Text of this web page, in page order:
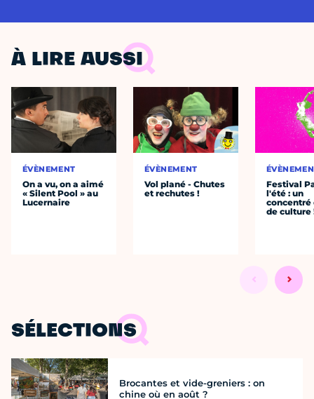
À LIRE AUSSI
ÉVÈNEMENT
On a vu, on a aimé
« Silent Pool » au
Lucernaire
ÉVÈNEMENT
Vol plané - Chutes
et rechutes !
Festival
l'été : un
concentré
de culture
SÉLECTIONS
Brocantes et vide-greniers : on
chine où en août ?